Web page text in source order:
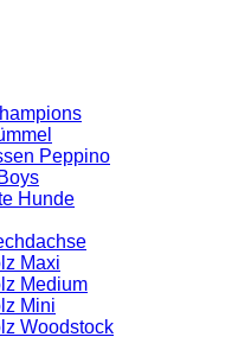
Peppino
Hunde
Maxi
Medium
Mini
Woodstock